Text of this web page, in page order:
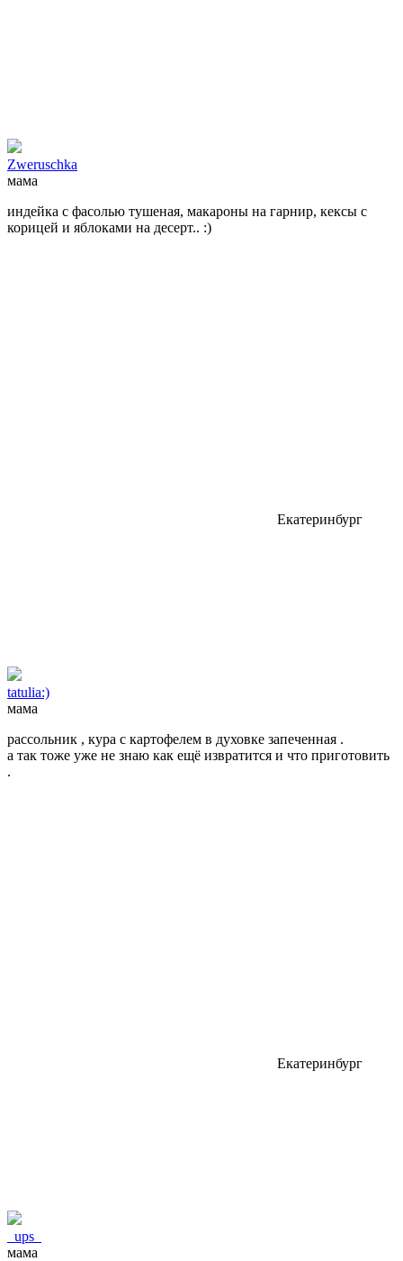
Zweruschka
мама
индейка с фасолью тушеная, макароны на гарнир, кексы с
корицей и яблоками на десерт.. :)
Екатеринбург
tatulia:)
мама
рассольник , кура с картофелем в духовке запеченная .
а так тоже уже не знаю как ещё извратится и что приготовить
.
Екатеринбург
_ups_
мама